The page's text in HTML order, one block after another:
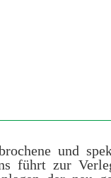
und
führt zur